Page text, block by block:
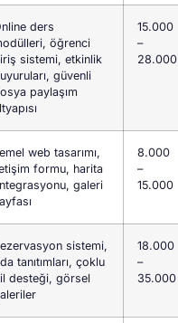
ders
öğrenci
sistemi, etkinlik
güvenli
paylaşım
15.000
–
28.000
web tasarımı,
formu, harita
galeri
8.000
–
15.000
sistemi,
tanıtımları, çoklu
desteği, görsel
18.000
–
35.000